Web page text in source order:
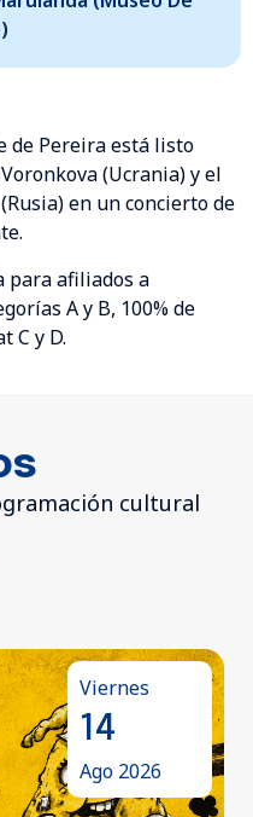
de Pereira está listo
(Ucrania) y el
en un concierto de
para afiliados a
A y B, 100% de
C y D.
cultural
Viernes
14
Ago 2026